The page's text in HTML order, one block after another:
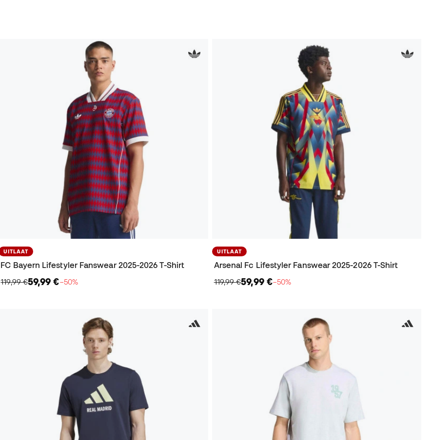
UITLAAT
FC Bayern Lifestyler Fanswear 2025-2026 T-Shirt
119,99 €59,99 €−50%
UITLAAT
Arsenal Fc Lifestyler Fanswear 2025-2026 T-Shirt
119,99 €59,99 €−50%